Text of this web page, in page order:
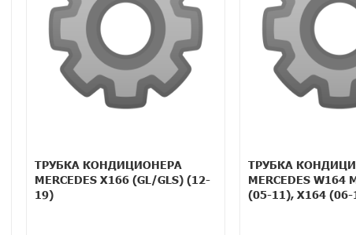
ТРУБКА КОНДИЦИОНЕРА
MERCEDES X166 (GL/GLS) (12-
19)
ТРУБКА
MERCEDES W164
(05-11), X164 (06-